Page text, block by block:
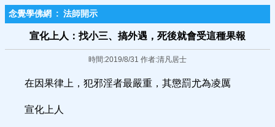
念覺學佛網 : 法師開示
宣化上人：找小三、搞外遇，死後就會受這種果報
時間:2019/8/31 作者:清凡居士
在因果律上，犯邪淫者最嚴重，其懲罰尤為凌厲
宣化上人